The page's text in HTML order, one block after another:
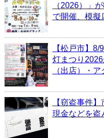
（2026）」
で開催、模擬
【松戸市】
灯まつり
（出店）・
【窃盗事件
現金などを盗